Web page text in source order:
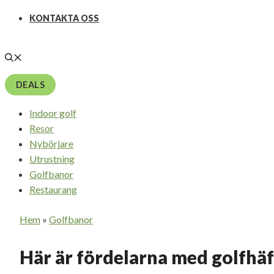
KONTAKTA OSS
DEALS
Indoor golf
Resor
Nybörjare
Utrustning
Golfbanor
Restaurang
Hem » Golfbanor
Här är fördelarna med